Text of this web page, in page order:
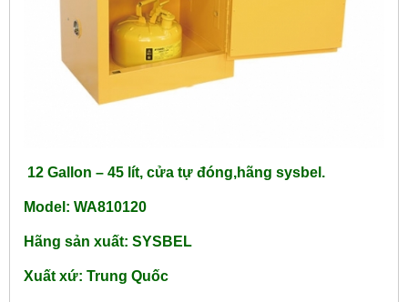
12 Gallon – 45 lít, cửa tự đóng,hãng sysbel.
Model: WA810120
Hãng sản xuất: SYSBEL
Xuất xứ: Trung Quốc